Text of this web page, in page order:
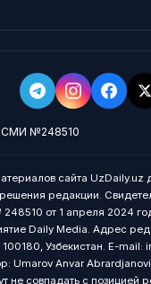
СМИ №248510
сайта UzDaily.uz
редакции.
от 1 апреля 2024
Daily Media. Адрес
100180, Узбекистан. E-mail:
Umarov Anvar
не совпадать с позицией